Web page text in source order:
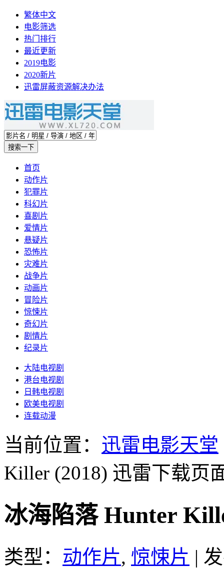
繁体中文
电影筛选
热门排行
最近更新
2019电影
2020新片
迅雷屏蔽资源解决办法
首页
动作片
犯罪片
科幻片
喜剧片
爱情片
悬疑片
恐怖片
灾难片
战争片
动画片
冒险片
惊悚片
奇幻片
剧情片
纪录片
大陆电视剧
港台电视剧
日韩电视剧
欧美电视剧
连载动漫
当前位置： 迅雷电影天堂
Killer (2018) 迅雷下载页
冰海陷落 Hunter
类型： 动作片, 惊悚片 |